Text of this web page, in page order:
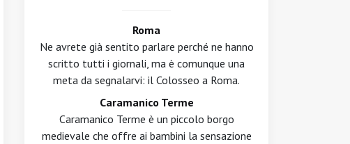
Roma
Ne avrete già sentito parlare perché ne hanno
scritto tutti i giornali, ma è comunque una
meta da segnalarvi: il Colosseo a Roma.
Caramanico Terme
Caramanico Terme è un piccolo borgo
medievale che offre ai bambini la sensazione